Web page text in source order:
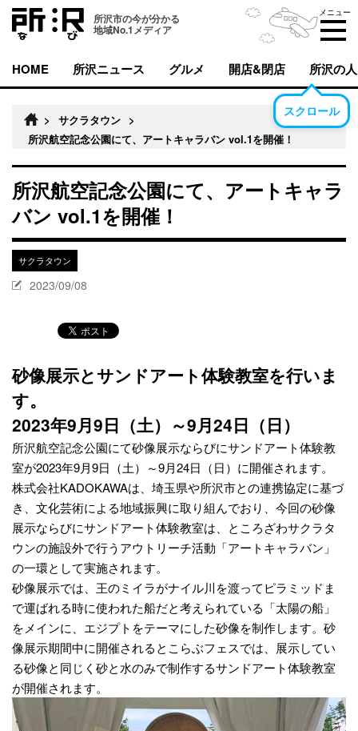
所沢市の今が分かる
地域No.1メディア
メニュー
HOME 所沢ニュース グルメ 開店&閉店 所沢の人
スクロール
> サクラタウン >
所沢航空記念公園にて、アートキャラバン vol.1を開催！
所沢航空記念公園にて、アートキャラ
バン vol.1を開催！
サクラタウン
2023/09/08
砂像展示とサンドアート体験教室を行いま
す。
2023年9月9日（土）～9月24日（日）
所沢航空記念公園にて砂像展示ならびにサンドアート体験教
室が2023年9月9日（土）～9月24日（日）に開催されます。
株式会社KADOKAWAは、埼玉県や所沢市との連携協定に基づ
き、文化芸術による地域振興に取り組んでおり、今回の砂像
展示ならびにサンドアート体験教室は、ところざわサクラタ
ウンの施設外で行うアウトリーチ活動「アートキャラバン」
の一環として実施されます。
砂像展示では、王のミイラがナイル川を渡ってピラミッドま
で運ばれる時に使われた船だと考えられている「太陽の船」
をメインに、エジプトをテーマにした砂像を制作します。砂
像展示期間中に開催されるとこらぶフェスでは、展示してい
る砂像と同じく砂と水のみで制作するサンドアート体験教室
が開催されます。